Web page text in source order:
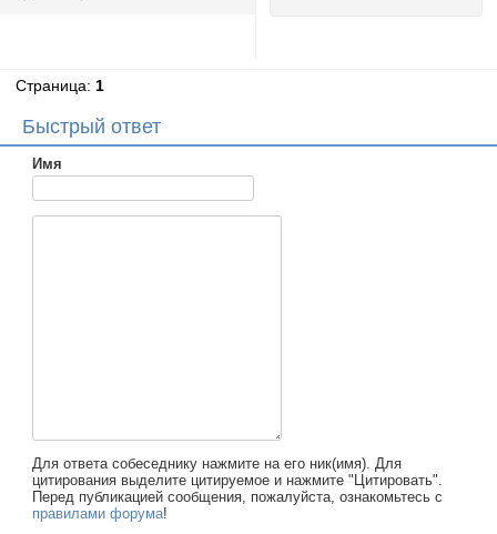
Страница: 1
Быстрый ответ
Имя
Для ответа собеседнику нажмите на его ник(имя). Для
цитирования выделите цитируемое и нажмите "Цитировать".
Перед публикацией сообщения, пожалуйста, ознакомьтесь с
правилами форума!